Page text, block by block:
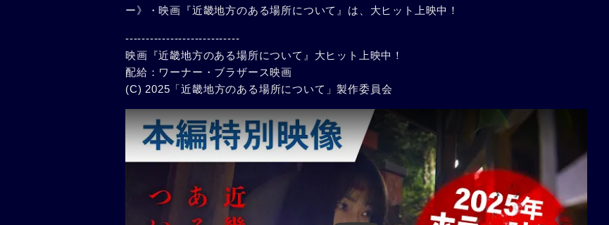
ー》・映画『近畿地方のある場所について』は、大ヒット上映中！
----------------------------
映画『近畿地方のある場所について』大ヒット上映中！
配給：ワーナー・ブラザース映画
(C) 2025「近畿地方のある場所について」製作委員会